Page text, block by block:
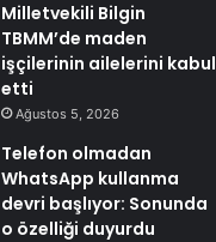
Milletvekili Bilgin
TBMM’de maden
işçilerinin ailelerini kabul
etti
Ağustos 5, 2026
Telefon olmadan
WhatsApp kullanma
devri başlıyor: Sonunda
o özelliği duyurdu